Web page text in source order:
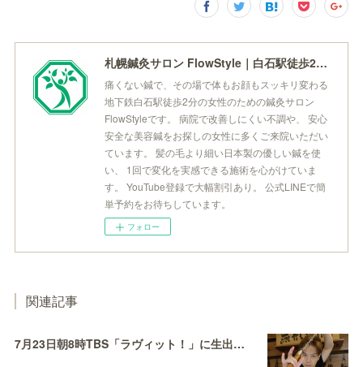
札幌鍼灸サロン FlowStyle｜白石駅徒歩2分 痛くない鍼・美容鍼
痛くない鍼で、その場で体もお顔もスッキリ変わる
地下鉄白石駅徒歩2分の女性のための鍼灸サロン
FlowStyleです。 病院で改善しにくい不調や、 安心
安全な美容鍼をお探しの女性に多くご来院いただい
ています。 髪の毛より細い日本製の優しい鍼を使
い、 1回で変化を実感できる施術を心がけていま
す。 YouTube登録で大幅割引あり。 公式LINEで簡
単予約をお待ちしています。
フォロー
関連記事
7月23日朝8時TBS「ラヴィット！」に生出演します